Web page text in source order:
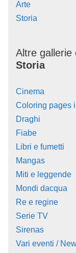
Arte
Storia
Altre gallerie
Storia
Cinema
Coloring pages
Draghi
Fiabe
Libri e fumetti
Mangas
Miti e leggende
Mondi dacqua
Re e regine
Serie TV
Sirenas
Vari eventi /